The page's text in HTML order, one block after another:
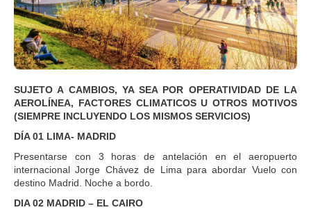
SUJETO A CAMBIOS, YA SEA POR OPERATIVIDAD DE LA
AEROLÍNEA, FACTORES CLIMATICOS U OTROS MOTIVOS
(SIEMPRE INCLUYENDO LOS MISMOS SERVICIOS)
DÍA 01 LIMA- MADRID
Presentarse con 3 horas de antelación en el aeropuerto
internacional Jorge Chávez de Lima para abordar Vuelo con
destino Madrid. Noche a bordo.
DIA 02 MADRID – EL CAIRO